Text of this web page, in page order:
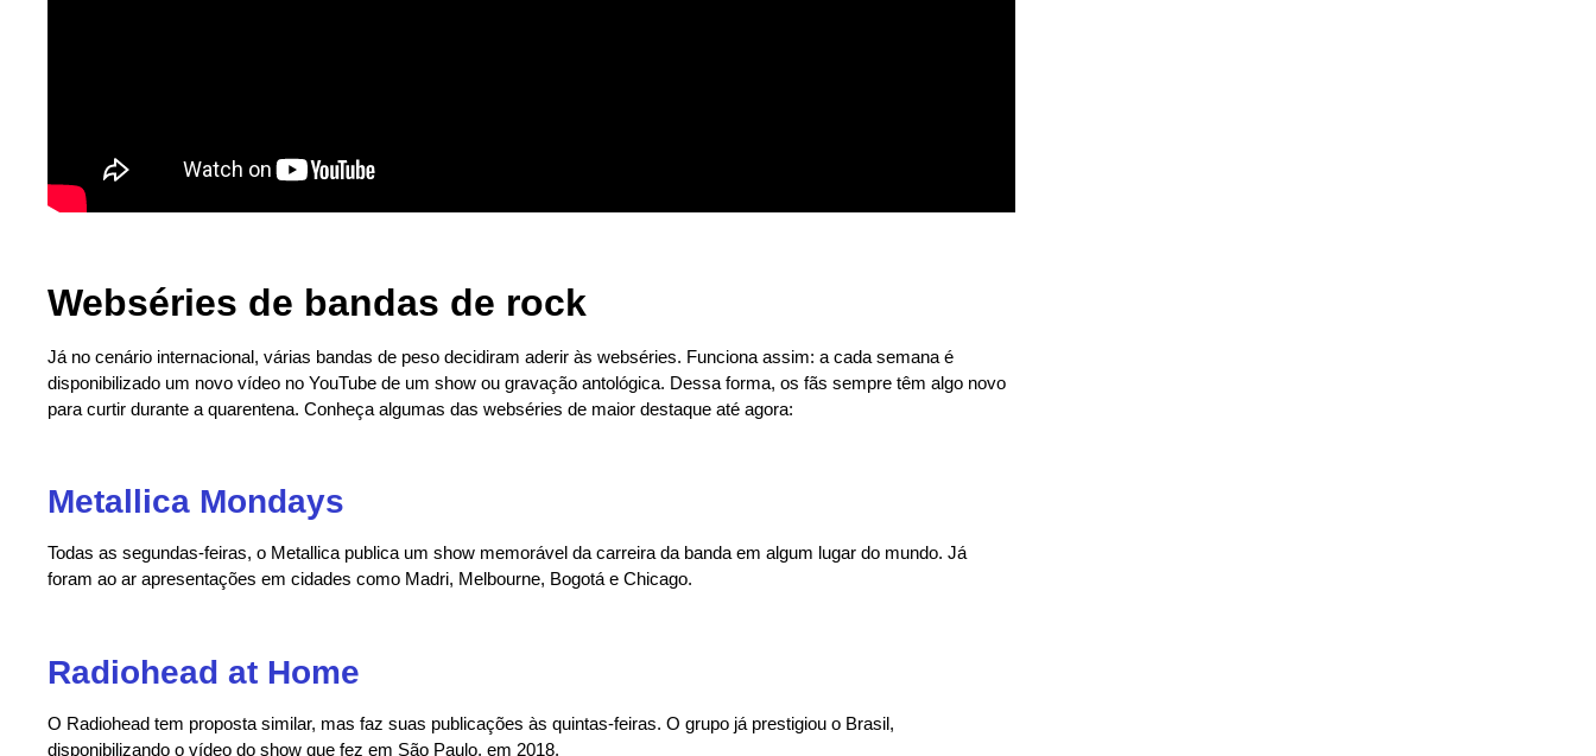
Webséries de bandas de rock
Já no cenário internacional, várias bandas de peso decidiram aderir às webséries. Funciona assim: a cada semana é
disponibilizado um novo vídeo no YouTube de um show ou gravação antológica. Dessa forma, os fãs sempre têm algo novo
para curtir durante a quarentena. Conheça algumas das webséries de maior destaque até agora:
Metallica Mondays
Todas as segundas-feiras, o Metallica publica um show memorável da carreira da banda em algum lugar do mundo. Já
foram ao ar apresentações em cidades como Madri, Melbourne, Bogotá e Chicago.
Radiohead at Home
O Radiohead tem proposta similar, mas faz suas publicações às quintas-feiras. O grupo já prestigiou o Brasil,
disponibilizando o vídeo do show que fez em São Paulo, em 2018.